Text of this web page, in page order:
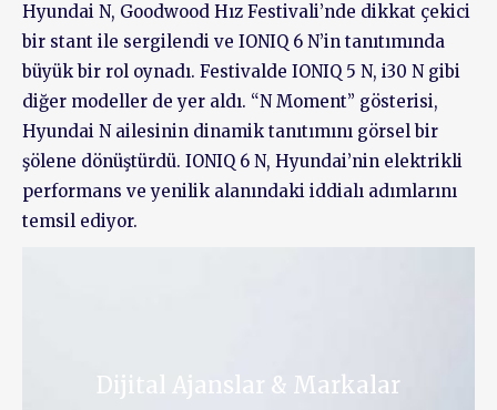
Hyundai N, Goodwood Hız Festivali’nde dikkat çekici
bir stant ile sergilendi ve IONIQ 6 N’in tanıtımında
büyük bir rol oynadı. Festivalde IONIQ 5 N, i30 N gibi
diğer modeller de yer aldı. “N Moment” gösterisi,
Hyundai N ailesinin dinamik tanıtımını görsel bir
şölene dönüştürdü. IONIQ 6 N, Hyundai’nin elektrikli
performans ve yenilik alanındaki iddialı adımlarını
temsil ediyor.
Dijital Ajanslar & Markalar